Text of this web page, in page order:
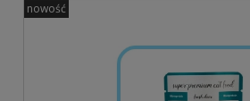
nowość